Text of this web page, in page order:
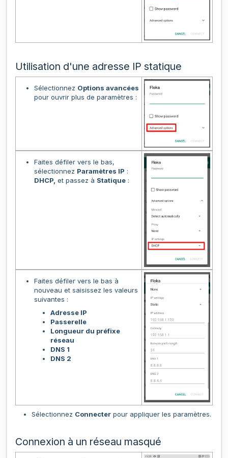
Utilisation d'une adresse IP statique
Sélectionnez Options avancées
pour ouvrir plus de paramètres :
Faites défiler vers le bas,
sélectionnez Paramètres IP :
DHCP, et passez à Statique :
Faites défiler vers le bas à
nouveau et saisissez les valeurs
suivantes :
Adresse IP
Passerelle
Longueur du préfixe
réseau
DNS 1
DNS 2
Sélectionnez Connecter pour appliquer les paramètres.
Connexion à un réseau masqué